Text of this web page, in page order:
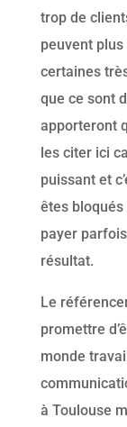
trop de
peuvent
certaines
que ce sont
apporteront
les citer ici
puissant et
êtes bloqués
payer
résultat.
Le
promettre
monde
à Toulouse